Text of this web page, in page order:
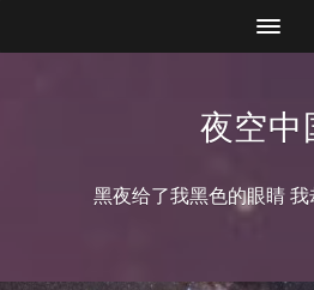
夜空中
黑夜给了我黑色的眼睛